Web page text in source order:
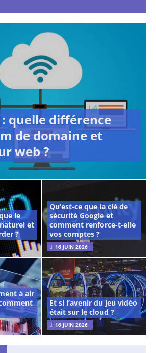
quelle différence
de domaine et
web ?
le
et
?
Qu’est-ce que la clé de
sécurité Google et
comment renforce-t-elle
vos comptes ?
16 JUIN 2026
à air
Et si l’avenir du jeu vidéo
était sur le cloud ?
16 JUIN 2026